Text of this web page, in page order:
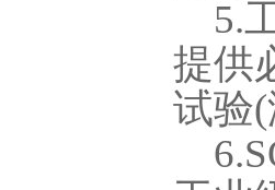
5.
提供
试验(